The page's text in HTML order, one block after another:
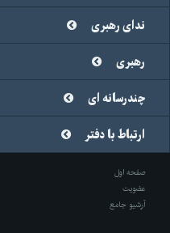
ندای رهبری
رهبری
چندرسانه ای
ارتباط با دفتر
صفحه اول
عضویت
آرشیو جامع